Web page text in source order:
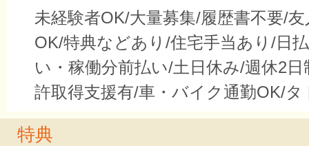
未経験者OK/大量募集/履歴書不要/
OK/特典などあり/住宅手当あり/日
い・稼働分前払い/土日休み/週休2日
許取得支援有/車・バイク通勤OK/タ
特典